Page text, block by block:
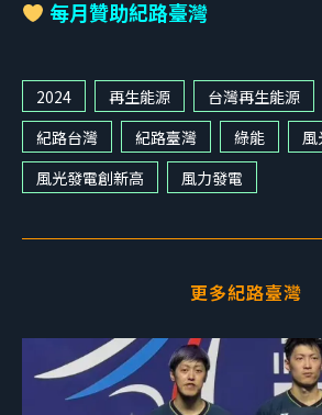
每月贊助紀路臺灣
2024 再生能源 台灣再生能源
紀路台灣
紀路臺灣 綠能
風
風光發電創新高
風力發電
更多紀路臺灣